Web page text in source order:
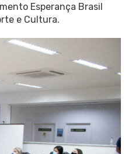
Esperança Brasil
e Cultura.